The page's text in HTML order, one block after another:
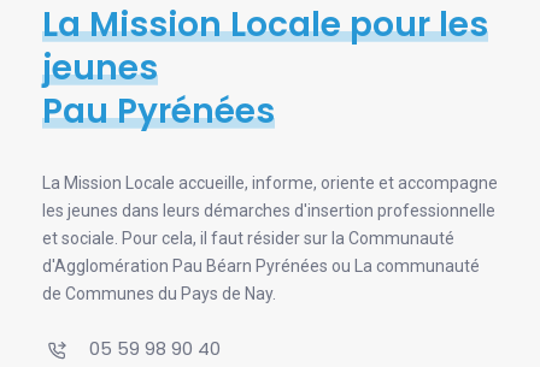
La Mission Locale pour les
jeunes
Pau Pyrénées
La Mission Locale accueille, informe, oriente et accompagne
les jeunes dans leurs démarches d'insertion professionnelle
et sociale. Pour cela, il faut résider sur la Communauté
d'Agglomération Pau Béarn Pyrénées ou La communauté
de Communes du Pays de Nay.
05 59 98 90 40